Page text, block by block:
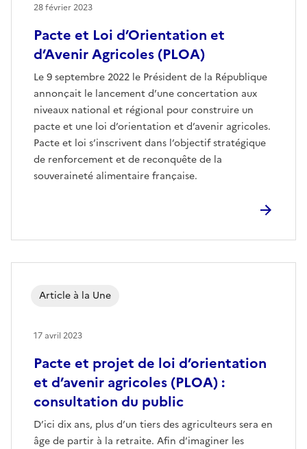
Pacte et Loi d’Orientation et
d’Avenir Agricoles (PLOA)
Le 9 septembre 2022 le Président de la République
annonçait le lancement d’une concertation aux
niveaux national et régional pour construire un
pacte et une loi d’orientation et d’avenir agricoles.
Pacte et loi s’inscrivent dans l’objectif stratégique
de renforcement et de reconquête de la
souveraineté alimentaire française.
28 février 2023
Pacte et projet de loi d’orientation
et d’avenir agricoles (PLOA) :
consultation du public
D’ici dix ans, plus d’un tiers des agriculteurs sera en
âge de partir à la retraite. Afin d’imaginer les
Article à la Une
17 avril 2023